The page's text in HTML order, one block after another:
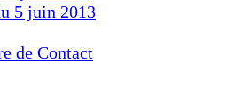
5 juin 2013
de Contact